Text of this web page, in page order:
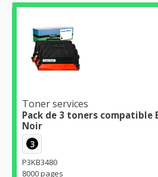
Toner services
Pack de 3 toners compatible
Noir
3
P3KB3480
8000 pages